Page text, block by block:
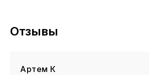
Отзывы
Артем К